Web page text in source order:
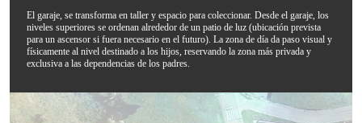
El garaje, se transforma en taller y espacio para coleccionar. Desde el garaje, los
niveles superiores se ordenan alrededor de un patio de luz (ubicación prevista
para un ascensor si fuera necesario en el futuro). La zona de día da paso visual y
físicamente al nivel destinado a los hijos, reservando la zona más privada y
exclusiva a las dependencias de los padres.